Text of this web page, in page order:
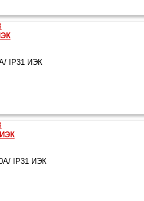
IP31 ИЭК
IP31 ИЭК